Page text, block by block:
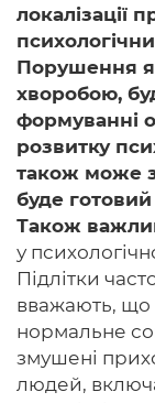
локалізації
Порушення
хворобою,
формуванні
розвитку
також може
буде готовий
Також
у
Підлітки
вважають, що
нормальне
змушені
людей,